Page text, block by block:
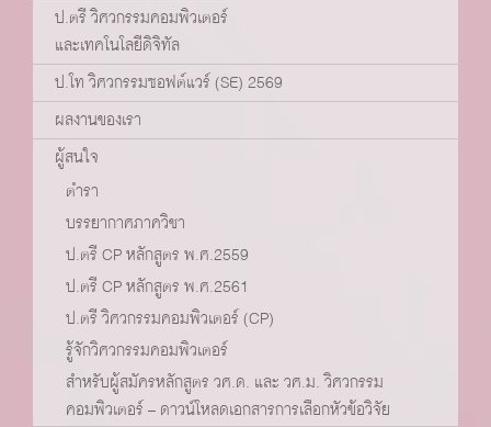
ป.ตรี วิศวกรรมคอมพิวเตอร์
และเทคโนโลยีดิจิทัล
ป.โท วิศวกรรมซอฟต์แวร์ (SE) 2569
ผลงานของเรา
ผู้สนใจ
ตำรา
บรรยากาศภาควิชา
ป.ตรี CP หลักสูตร พ.ศ.2559
ป.ตรี CP หลักสูตร พ.ศ.2561
ป.ตรี วิศวกรรมคอมพิวเตอร์ (CP)
รู้จักวิศวกรรมคอมพิวเตอร์
สำหรับผู้สมัครหลักสูตร วศ.ด. และ วศ.ม. วิศวกรรม
คอมพิวเตอร์ – ดาวน์โหลดเอกสารการเลือกหัวข้อวิจัย